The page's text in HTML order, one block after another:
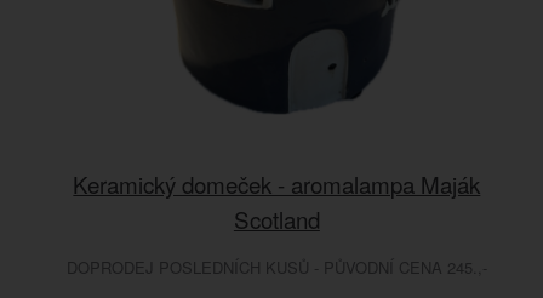
Keramický domeček - aromalampa Maják
Scotland
DOPRODEJ POSLEDNÍCH KUSŮ - PŮVODNÍ CENA 245.,-